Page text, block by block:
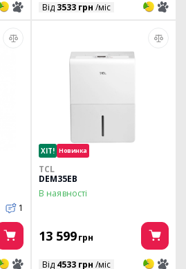
3 3 Від 3533 грн /міс 3 3
1
3 3
ХІТ! Новинка
TCL
DEM35EB
В наявності
13 599грн
Від 4533 грн /міс 3 3